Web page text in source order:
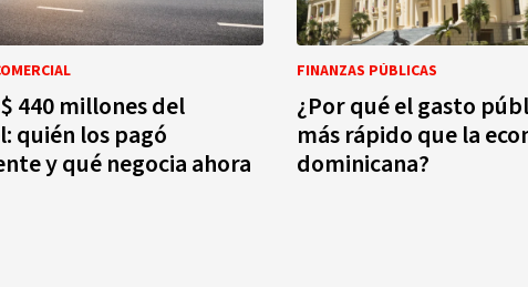
440 millones del
quién los pagó
y qué negocia ahora
FINANZAS PÚBLICAS
¿Por qué el gasto
más rápido que la
dominicana?